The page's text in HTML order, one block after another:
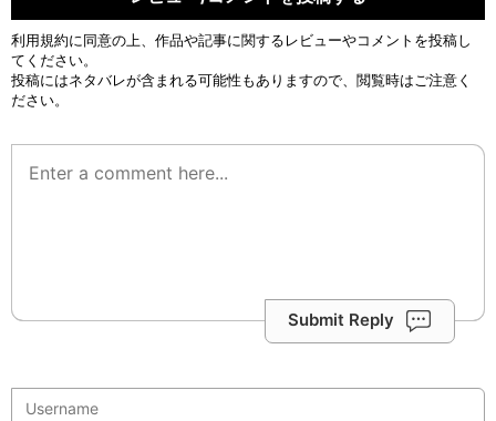
利用規約に同意の上、作品や記事に関するレビューやコメントを投稿し
てください。
投稿にはネタバレが含まれる可能性もありますので、閲覧時はご注意く
ださい。
Submit Reply